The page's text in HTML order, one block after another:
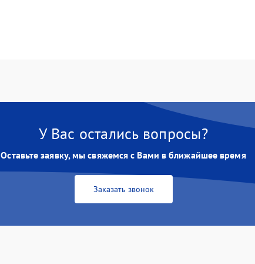
У Вас остались вопросы?
Оставьте заявку, мы свяжемся с Вами в ближайшее время
Заказать звонок